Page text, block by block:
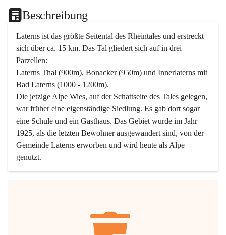
Beschreibung
Laterns ist das größte Seitental des Rheintales und erstreckt
sich über ca. 15 km. Das Tal gliedert sich auf in drei
Parzellen:
Laterns Thal (900m), Bonacker (950m) und Innerlaterns mit
Bad Laterns (1000 - 1200m).
Die jetzige Alpe Wies, auf der Schattseite des Tales gelegen,
war früher eine eigenständige Siedlung. Es gab dort sogar
eine Schule und ein Gasthaus. Das Gebiet wurde im Jahr
1925, als die letzten Bewohner ausgewandert sind, von der
Gemeinde Laterns erworben und wird heute als Alpe
genutzt.